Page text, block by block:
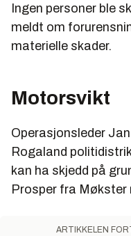
Ingen personer ble
meldt om
materielle skader.
Motorsvikt
Operasjonsleder
Rogaland
kan ha skjedd på
Prosper fra Møkster
ARTIKKELEN